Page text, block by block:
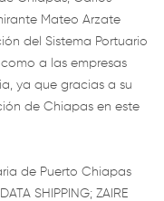
Mateo Arzate
del Sistema Portuario
a las empresas
ya que gracias a su
de Chiapas en este
de Puerto Chiapas
SHIPPING; ZAIRE